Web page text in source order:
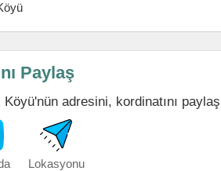
Paylaş
adresini, kordinatını
Lokasyonu